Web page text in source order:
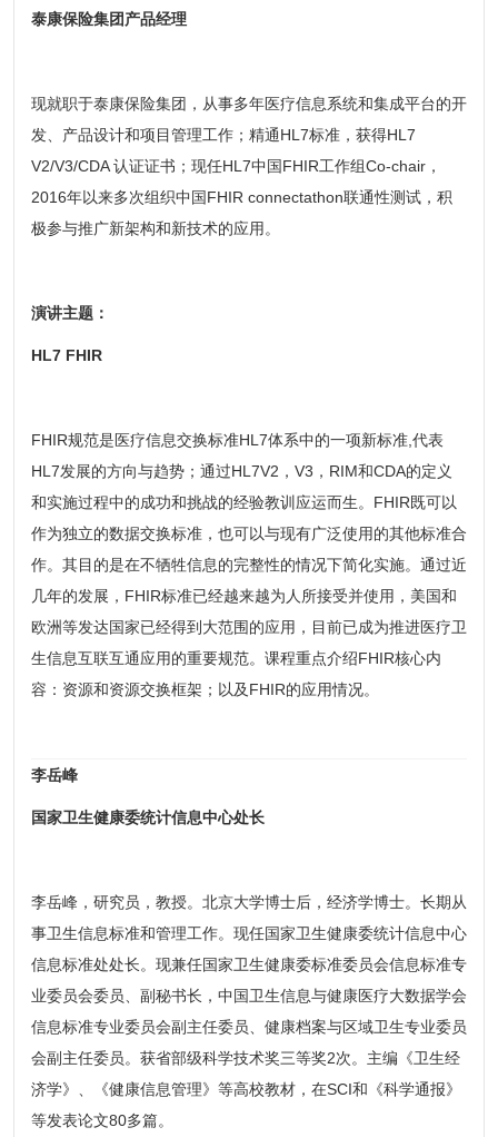
泰康保险集团产品经理
现就职于泰康保险集团，从事多年医疗信息系统和集成平台的开
发、产品设计和项目管理工作；精通HL7标准，获得HL7
V2/V3/CDA 认证证书；现任HL7中国FHIR工作组Co-chair，
2016年以来多次组织中国FHIR connectathon联通性测试，积
极参与推广新架构和新技术的应用。
演讲主题：
HL7 FHIR
FHIR规范是医疗信息交换标准HL7体系中的一项新标准,代表
HL7发展的方向与趋势；通过HL7V2，V3，RIM和CDA的定义
和实施过程中的成功和挑战的经验教训应运而生。FHIR既可以
作为独立的数据交换标准，也可以与现有广泛使用的其他标准合
作。其目的是在不牺牲信息的完整性的情况下简化实施。通过近
几年的发展，FHIR标准已经越来越为人所接受并使用，美国和
欧洲等发达国家已经得到大范围的应用，目前已成为推进医疗卫
生信息互联互通应用的重要规范。课程重点介绍FHIR核心内
容：资源和资源交换框架；以及FHIR的应用情况。
李岳峰
国家卫生健康委统计信息中心处长
李岳峰，研究员，教授。北京大学博士后，经济学博士。长期从
事卫生信息标准和管理工作。现任国家卫生健康委统计信息中心
信息标准处处长。现兼任国家卫生健康委标准委员会信息标准专
业委员会委员、副秘书长，中国卫生信息与健康医疗大数据学会
信息标准专业委员会副主任委员、健康档案与区域卫生专业委员
会副主任委员。获省部级科学技术奖三等奖2次。主编《卫生经
济学》、《健康信息管理》等高校教材，在SCI和《科学通报》
等发表论文80多篇。